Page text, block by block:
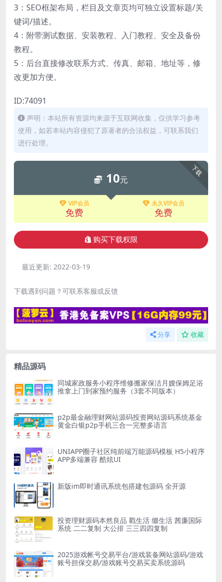
3：SEO框架布局，栏目及文章页均可独立设置标题/关
键词/描述。
4：附带测试数据、安装教程、入门教程、安全及备份
教程。
5：后台直接修改联系方式、传真、邮箱、地址等，修
改更加方便。
ID:74091
声明：本站所有资源均来源于互联网收集，仅供学习参考
使用，如若本站内容侵犯了原著者的合法权益，可联系我们
进行处理。
下载
10元
VIP会员
免费
永久VIP会员
免费
购买下载权限
最近更新: 2022-03-19
下载遇到问题？可联系客服或反馈
分享 收藏
精品源码
同城家政服务小程序维修搬家保洁月嫂保姆足浴
推拿上门到家预约服务（3套不同版本）
p2p最金融理财网站源码投资网站源码系统基金
黄金白银p2p手机三合一完整多语言
UNIAPP圈子社区纯前端万能源码模板 H5小程序
APP多端兼容 酷炫UI
新版im即时通讯系统包搭建包源码 全开源
投资理财源码本然良品 戳生活 缀生活 茜廉国际
系统 二二复制 大公排 三三四四复制
2025游戏帐号交易平台/游戏装备网站源码/游戏
账号担保交易/游戏账号交易买卖系统源码